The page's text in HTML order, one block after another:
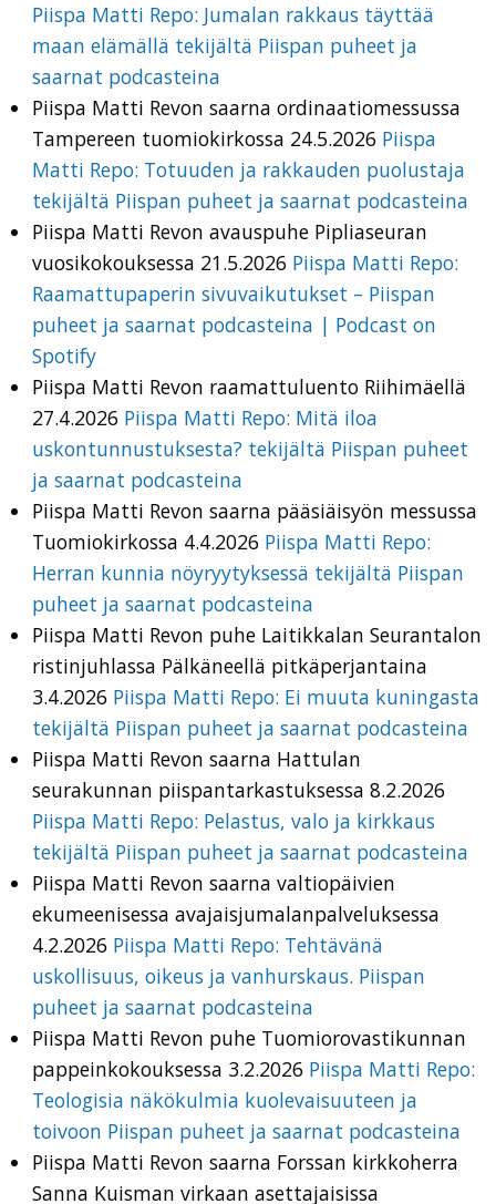
Piispa Matti Repo: Jumalan rakkaus täyttää
maan elämällä tekijältä Piispan puheet ja
saarnat podcasteina
Piispa Matti Revon saarna ordinaatiomessussa
Tampereen tuomiokirkossa 24.5.2026 Piispa
Matti Repo: Totuuden ja rakkauden puolustaja
tekijältä Piispan puheet ja saarnat podcasteina
Piispa Matti Revon avauspuhe Pipliaseuran
vuosikokouksessa 21.5.2026 Piispa Matti Repo:
Raamattupaperin sivuvaikutukset – Piispan
puheet ja saarnat podcasteina | Podcast on
Spotify
Piispa Matti Revon raamattuluento Riihimäellä
27.4.2026 Piispa Matti Repo: Mitä iloa
uskontunnustuksesta? tekijältä Piispan puheet
ja saarnat podcasteina
Piispa Matti Revon saarna pääsiäisyön messussa
Tuomiokirkossa 4.4.2026 Piispa Matti Repo:
Herran kunnia nöyryytyksessä tekijältä Piispan
puheet ja saarnat podcasteina
Piispa Matti Revon puhe Laitikkalan Seurantalon
ristinjuhlassa Pälkäneellä pitkäperjantaina
3.4.2026 Piispa Matti Repo: Ei muuta kuningasta
tekijältä Piispan puheet ja saarnat podcasteina
Piispa Matti Revon saarna Hattulan
seurakunnan piispantarkastuksessa 8.2.2026
Piispa Matti Repo: Pelastus, valo ja kirkkaus
tekijältä Piispan puheet ja saarnat podcasteina
Piispa Matti Revon saarna valtiopäivien
ekumeenisessa avajaisjumalanpalveluksessa
4.2.2026 Piispa Matti Repo: Tehtävänä
uskollisuus, oikeus ja vanhurskaus. Piispan
puheet ja saarnat podcasteina
Piispa Matti Revon puhe Tuomiorovastikunnan
pappeinkokouksessa 3.2.2026 Piispa Matti Repo:
Teologisia näkökulmia kuolevaisuuteen ja
toivoon Piispan puheet ja saarnat podcasteina
Piispa Matti Revon saarna Forssan kirkkoherra
Sanna Kuisman virkaan asettajaisissa